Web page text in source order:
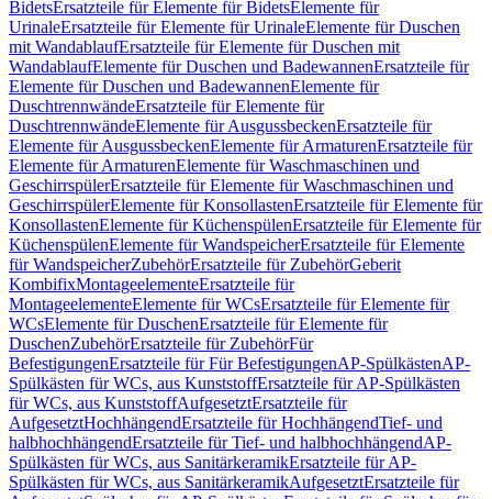
BidetsErsatzteile für Elemente für BidetsElemente für
UrinaleErsatzteile für Elemente für UrinaleElemente für Duschen
mit WandablaufErsatzteile für Elemente für Duschen mit
WandablaufElemente für Duschen und BadewannenErsatzteile für
Elemente für Duschen und BadewannenElemente für
DuschtrennwändeErsatzteile für Elemente für
DuschtrennwändeElemente für AusgussbeckenErsatzteile für
Elemente für AusgussbeckenElemente für ArmaturenErsatzteile für
Elemente für ArmaturenElemente für Waschmaschinen und
GeschirrspülerErsatzteile für Elemente für Waschmaschinen und
GeschirrspülerElemente für KonsollastenErsatzteile für Elemente für
KonsollastenElemente für KüchenspülenErsatzteile für Elemente für
KüchenspülenElemente für WandspeicherErsatzteile für Elemente
für WandspeicherZubehörErsatzteile für ZubehörGeberit
KombifixMontageelementeErsatzteile für
MontageelementeElemente für WCsErsatzteile für Elemente für
WCsElemente für DuschenErsatzteile für Elemente für
DuschenZubehörErsatzteile für ZubehörFür
BefestigungenErsatzteile für Für BefestigungenAP-SpülkästenAP-
Spülkästen für WCs, aus KunststoffErsatzteile für AP-Spülkästen
für WCs, aus KunststoffAufgesetztErsatzteile für
AufgesetztHochhängendErsatzteile für HochhängendTief- und
halbhochhängendErsatzteile für Tief- und halbhochhängendAP-
Spülkästen für WCs, aus SanitärkeramikErsatzteile für AP-
Spülkästen für WCs, aus SanitärkeramikAufgesetztErsatzteile für